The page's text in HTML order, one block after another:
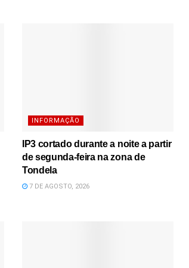
INFORMAÇÃO
IP3 cortado durante a noite a partir
de segunda-feira na zona de
Tondela
7 DE AGOSTO, 2026